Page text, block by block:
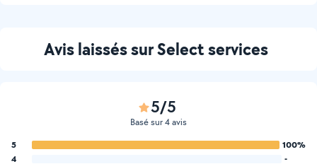
Avis laissés sur Select services
5/5
Basé sur 4 avis
5
100%
4
-